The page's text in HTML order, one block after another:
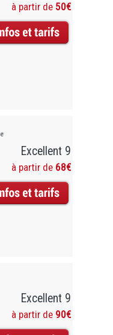
à partir de 50€
Excellent 9
à partir de 68€
Excellent 9
à partir de 90€